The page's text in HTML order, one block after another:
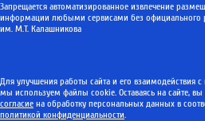
Запрещается автоматизированное извлечение
информации любыми сервисами без официального
им. М.Т. Калашникова
Для улучшения работы сайта и его взаимодействия с
мы используем файлы cookie. Оставаясь на сайте, вы
согласие на обработку персональных данных в
политикой конфиденциальности.